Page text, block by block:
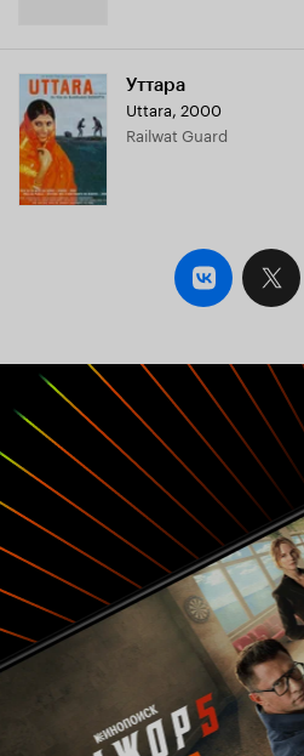
Уттара
Uttara, 2000
Railwat Guard